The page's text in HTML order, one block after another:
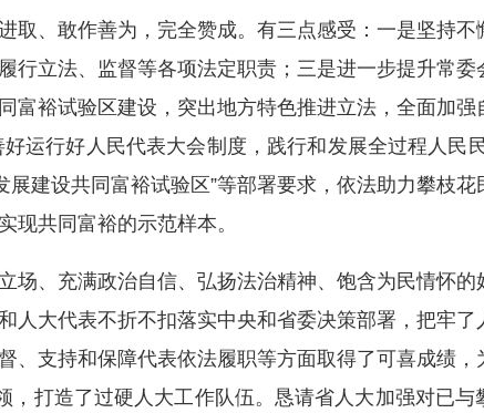
、敢作善为，完全赞成。有三点感受：一是坚持不
立法、监督等各项法定职责；三是进一步提升常委
富裕试验区建设，突出地方特色推进立法，全面加
运行好人民代表大会制度，践行和发展全过程人民
展建设共同富裕试验区”等部署要求，依法助力攀枝
现共同富裕的示范样本。
、充满政治自信、弘扬法治精神、饱含为民情怀的
人大代表不折不扣落实中央和省委决策部署，把牢
、支持和保障代表依法履职等方面取得了可喜成绩
，打造了过硬人大工作队伍。恳请省人大加强对已